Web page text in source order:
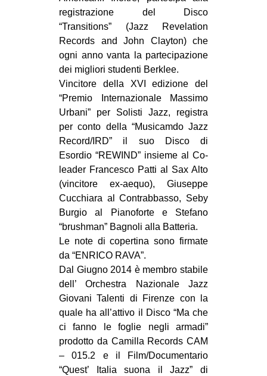
registrazione del Disco
“Transitions” (Jazz Revelation
Records and John Clayton) che
ogni anno vanta la partecipazione
dei migliori studenti Berklee.
Vincitore della XVI edizione del
“Premio Internazionale Massimo
Urbani” per Solisti Jazz, registra
per conto della “Musicamdo Jazz
Record/IRD” il suo Disco di
Esordio “REWIND” insieme al Co-
leader Francesco Patti al Sax Alto
(vincitore ex-aequo), Giuseppe
Cucchiara al Contrabbasso, Seby
Burgio al Pianoforte e Stefano
“brushman” Bagnoli alla Batteria.
Le note di copertina sono firmate
da “ENRICO RAVA”.
Dal Giugno 2014 è membro stabile
dell’ Orchestra Nazionale Jazz
Giovani Talenti di Firenze con la
quale ha all’attivo il Disco “Ma che
ci fanno le foglie negli armadi”
prodotto da Camilla Records CAM
– 015.2 e il Film/Documentario
“Quest’ Italia suona il Jazz” di